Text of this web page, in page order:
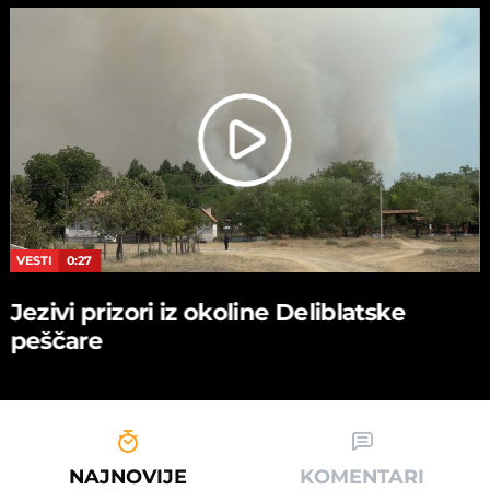
VESTI 0:27
Jezivi prizori iz okoline Deliblatske
peščare
NAJNOVIJE KOMENTARI